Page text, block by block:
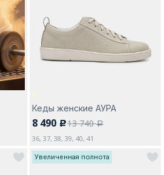
Кеды женские АУРА
8 490 c13 740a
36, 37, 38, 39, 40, 41
Увеличенная полнота